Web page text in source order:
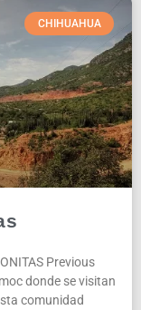
CHIHUAHUA
Previous
donde se visitan
comunidad